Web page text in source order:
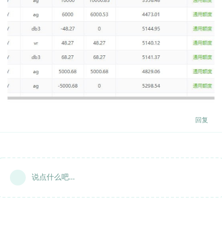
回复
说点什么吧...